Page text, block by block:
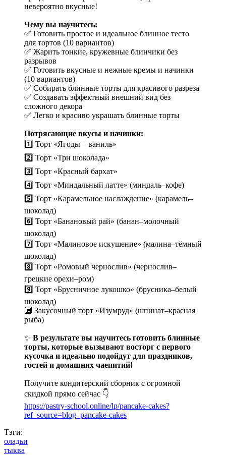
невероятно вкусные!
Чему вы научитесь:
✅ Готовить простое и идеальное блинное тесто
для тортов (10 вариантов)
✅ Жарить тонкие, кружевные блинчики без
разрывов
✅ Готовить вкусные и нежные кремы и начинки
(10 вариантов)
✅ Собирать блинные торты для красивого разреза
✅ Создавать эффектный внешний вид без
сложного декора
✅ Легко и красиво украшать блинные торты
Потрясающие вкусы и начинки:
1️⃣ Торт «Ягоды – ваниль»
2️⃣ Торт «Три шоколада»
3️⃣ Торт «Красный бархат»
4️⃣ Торт «Миндальный латте» (миндаль–кофе)
5️⃣ Торт «Карамельное наслаждение» (карамель–
шоколад)
6️⃣ Торт «Банановый рай» (банан–молочный
шоколад)
7️⃣ Торт «Малиновое искушение» (малина–тёмный
шоколад)
8️⃣ Торт «Ромовый чернослив» (чернослив–
грецкие орехи–ром)
9️⃣ Торт «Брусничное лукошко» (брусника–белый
шоколад)
🔟 Закусочный торт «Изумруд» (шпинат–красная
рыба)
✨ В результате вы научитесь готовить блинные
торты, которые вызывают восторг с первого
кусочка и идеально подойдут для праздников,
гостей и домашних чаепитий!
Получите кондитерский сборник с огромной
скидкой прямо сейчас 👇
https://pastry-school.online/lp/pancake-cakes?
ref_source=blog_pancake-cakes
Тэги:
оладьи
тыква